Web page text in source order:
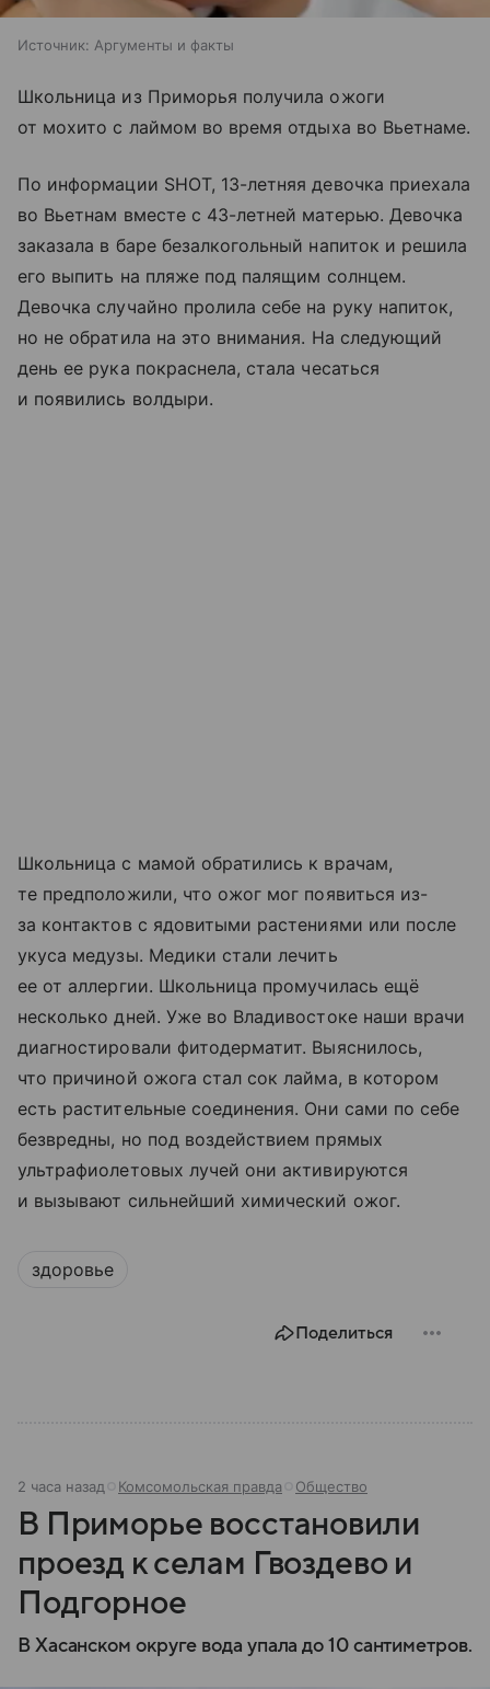
Источник: Аргументы и факты
Школьница из Приморья получила ожоги
от мохито с лаймом во время отдыха во Вьетнаме.
По информации SHOT, 13-летняя девочка приехала
во Вьетнам вместе с 43-летней матерью. Девочка
заказала в баре безалкогольный напиток и решила
его выпить на пляже под палящим солнцем.
Девочка случайно пролила себе на руку напиток,
но не обратила на это внимания. На следующий
день ее рука покраснела, стала чесаться
и появились волдыри.
Школьница с мамой обратились к врачам,
те предположили, что ожог мог появиться из-
за контактов с ядовитыми растениями или после
укуса медузы. Медики стали лечить
ее от аллергии. Школьница промучилась ещё
несколько дней. Уже во Владивостоке наши врачи
диагностировали фитодерматит. Выяснилось,
что причиной ожога стал сок лайма, в котором
есть растительные соединения. Они сами по себе
безвредны, но под воздействием прямых
ультрафиолетовых лучей они активируются
и вызывают сильнейший химический ожог.
здоровье
Поделиться
2 часа назад Комсомольская правда Общество
В Приморье восстановили
проезд к селам Гвоздево и
Подгорное
В Хасанском округе вода упала до 10 сантиметров.